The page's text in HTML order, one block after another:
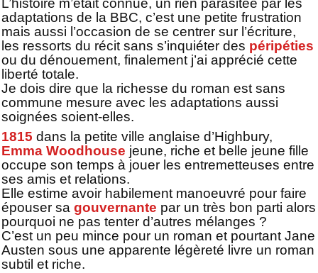
L’histoire m’était connue, un rien parasitée par les
adaptations de la BBC, c’est une petite frustration
mais aussi l’occasion de se centrer sur l’écriture,
les ressorts du récit sans s’inquiéter des péripéties
ou du dénouement, finalement j’ai apprécié cette
liberté totale.
Je dois dire que la richesse du roman est sans
commune mesure avec les adaptations aussi
soignées soient-elles.
1815 dans la petite ville anglaise d’Highbury,
Emma Woodhouse jeune, riche et belle jeune fille
occupe son temps à jouer les entremetteuses entre
ses amis et relations.
Elle estime avoir habilement manoeuvré pour faire
épouser sa gouvernante par un très bon parti alors
pourquoi ne pas tenter d’autres mélanges ?
C’est un peu mince pour un roman et pourtant Jane
Austen sous une apparente légèreté livre un roman
subtil et riche.